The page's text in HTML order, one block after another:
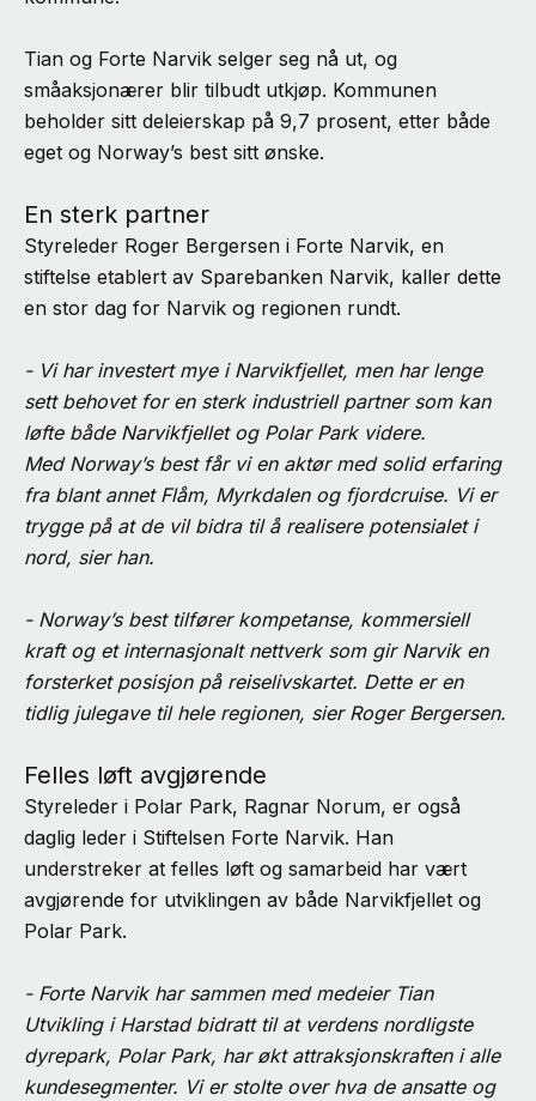
Tian og Forte Narvik selger seg nå ut, og
småaksjonærer blir tilbudt utkjøp. Kommunen
beholder sitt deleierskap på 9,7 prosent, etter både
eget og Norway’s best sitt ønske.
En sterk partner
Styreleder Roger Bergersen i Forte Narvik, en
stiftelse etablert av Sparebanken Narvik, kaller dette
en stor dag for Narvik og regionen rundt.
- Vi har investert mye i Narvikfjellet, men har lenge
sett behovet for en sterk industriell partner som kan
løfte både Narvikfjellet og Polar Park videre.
Med Norway’s best får vi en aktør med solid erfaring
fra blant annet Flåm, Myrkdalen og fjordcruise. Vi er
trygge på at de vil bidra til å realisere potensialet i
nord, sier han.
- Norway’s best tilfører kompetanse, kommersiell
kraft og et internasjonalt nettverk som gir Narvik en
forsterket posisjon på reiselivskartet. Dette er en
tidlig julegave til hele regionen, sier Roger Bergersen.
Felles løft avgjørende
Styreleder i Polar Park, Ragnar Norum, er også
daglig leder i Stiftelsen Forte Narvik. Han
understreker at felles løft og samarbeid har vært
avgjørende for utviklingen av både Narvikfjellet og
Polar Park.
- Forte Narvik har sammen med medeier Tian
Utvikling i Harstad bidratt til at verdens nordligste
dyrepark, Polar Park, har økt attraksjonskraften i alle
kundesegmenter. Vi er stolte over hva de ansatte og